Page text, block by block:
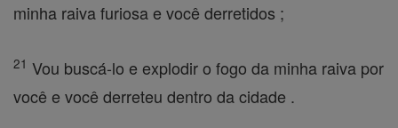
minha raiva furiosa e você derretidos ;
21 Vou buscá-lo e explodir o fogo da minha raiva por
você e você derreteu dentro da cidade .